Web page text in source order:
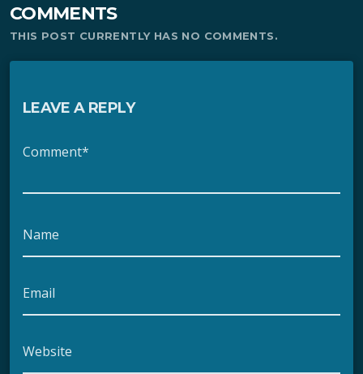
COMMENTS
THIS POST CURRENTLY HAS NO COMMENTS.
LEAVE A REPLY
Comment*
Name
Email
Website